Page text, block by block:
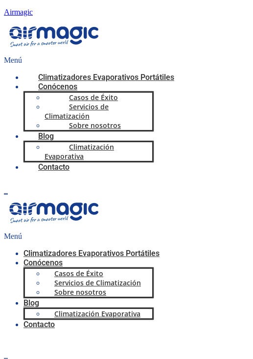
Airmagic
Menú
Climatizadores Evaporativos Portátiles
Conócenos
Casos de Éxito
Servicios de
Climatización
Sobre nosotros
Blog
Climatización
Evaporativa
Contacto
Menú
Climatizadores Evaporativos Portátiles
Conócenos
Casos de Éxito
Servicios de Climatización
Sobre nosotros
Blog
Climatización Evaporativa
Contacto